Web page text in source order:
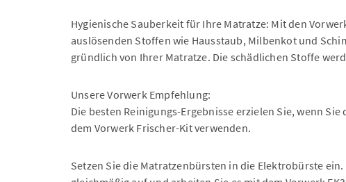
Hygienische Sauberkeit für Ihre Matratze: Mit den
auslösenden Stoffen wie Hausstaub, Milbenkot und
gründlich von Ihrer Matratze. Die schädlichen Stoffe
Unsere Vorwerk Empfehlung:
Die besten Reinigungs-Ergebnisse erzielen Sie, wenn
dem Vorwerk Frischer-Kit verwenden.
Setzen Sie die Matratzenbürsten in die Elektrobürste